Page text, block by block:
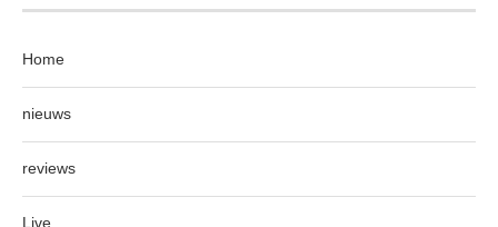
Home
nieuws
reviews
Live